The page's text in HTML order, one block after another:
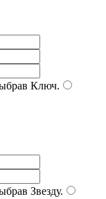
Ключ.
Звезду.